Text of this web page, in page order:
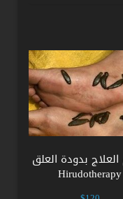
العلاج بدودة العلق
Hirudotherapy